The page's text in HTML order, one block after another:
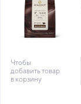
Чтобы
добавить товар
в корзину